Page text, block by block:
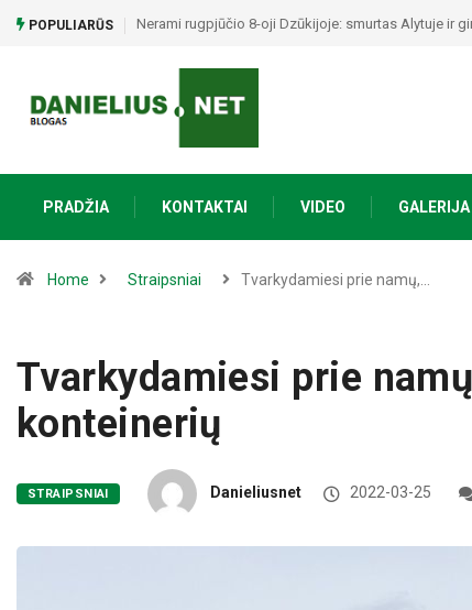
POPULIARŪS Penktasis senovės dienų renginys Merkinėje
PRADŽIA KONTAKTAI VIDEO GALERIJA
Home Straipsniai Tvarkydamiesi prie namų,…
Tvarkydamiesi prie
konteinerių
STRAIPSNIAI Danieliusnet 2022-03-25